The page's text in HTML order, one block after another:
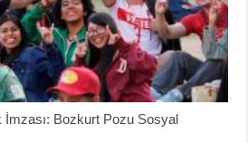
İmzası: Bozkurt Pozu Sosyal